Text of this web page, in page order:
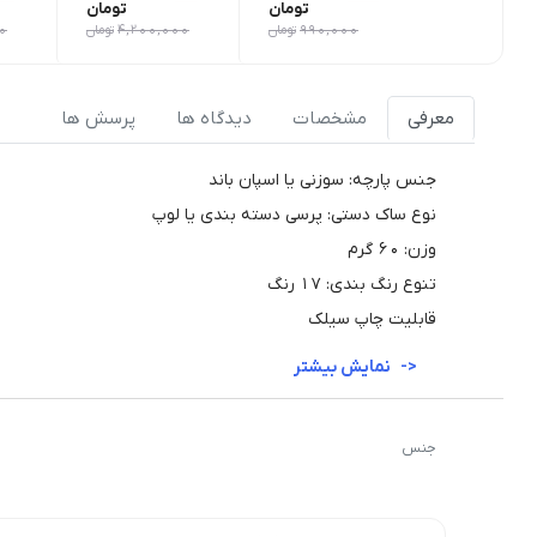
تومان
990,000 تومان
تومان
4,200,000 تومان
معرفی مشخصات دیدگاه ها پرسش ها
جنس پارچه: سوزنی یا اسپان باند
نوع ساک دستی: پرسی دسته بندی یا لوپ
وزن: ۶۰ گرم
تنوع رنگ بندی: ۱۷ رنگ
قابلیت چاپ سیلک
جنس